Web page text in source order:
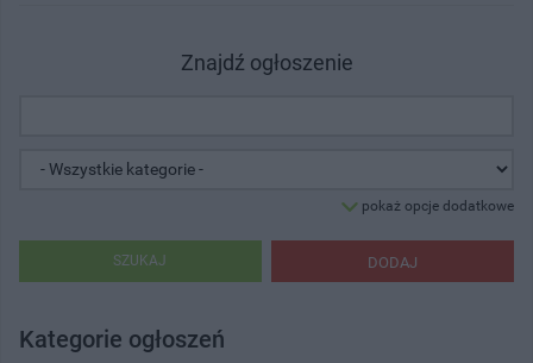
Znajdź ogłoszenie
pokaż opcje dodatkowe
DODAJ
SZUKAJ
Kategorie ogłoszeń